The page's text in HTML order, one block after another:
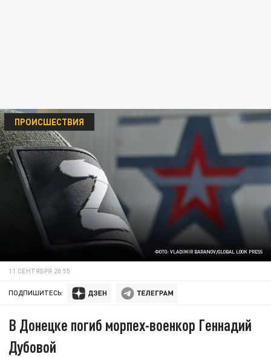
ФОТО: VLADIMIR BARANOV/GLOBAL LOOK PRESS
ПРОИСШЕСТВИЯ
11 СЕНТЯБРЯ 20:55
ПОДПИШИТЕСЬ:
В Донецке погиб морпех-военкор Геннадий
Дубовой